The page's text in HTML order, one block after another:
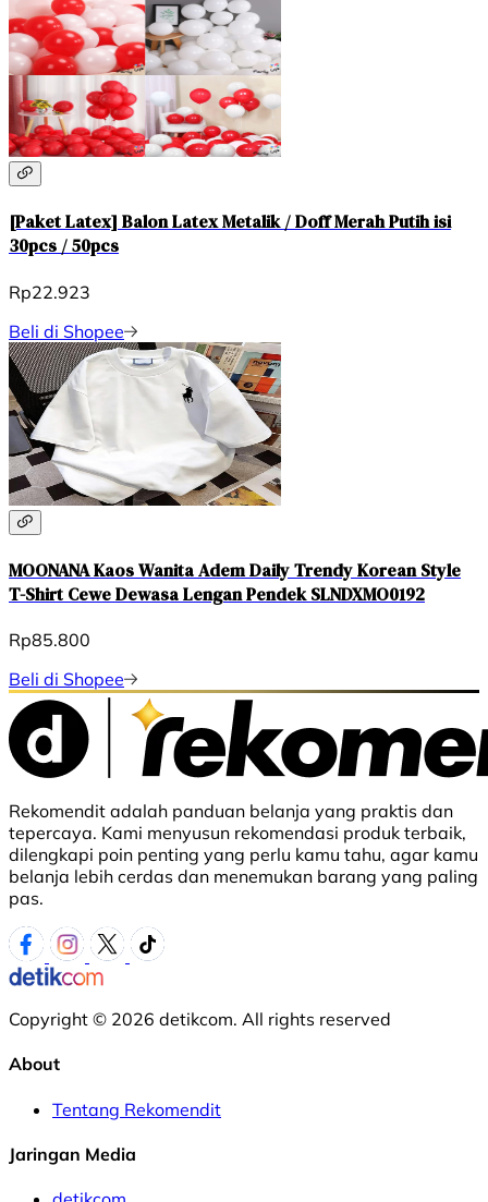
[Paket Latex] Balon Latex Metalik / Doff Merah Putih isi
30pcs / 50pcs
Rp22.923
Beli di Shopee
MOONANA Kaos Wanita Adem Daily Trendy Korean Style
T-Shirt Cewe Dewasa Lengan Pendek SLNDXMO0192
Rp85.800
Beli di Shopee
Rekomendit adalah panduan belanja yang praktis dan
tepercaya. Kami menyusun rekomendasi produk terbaik,
dilengkapi poin penting yang perlu kamu tahu, agar kamu
belanja lebih cerdas dan menemukan barang yang paling
pas.
Copyright © 2026 detikcom. All rights reserved
About
Tentang Rekomendit
Jaringan Media